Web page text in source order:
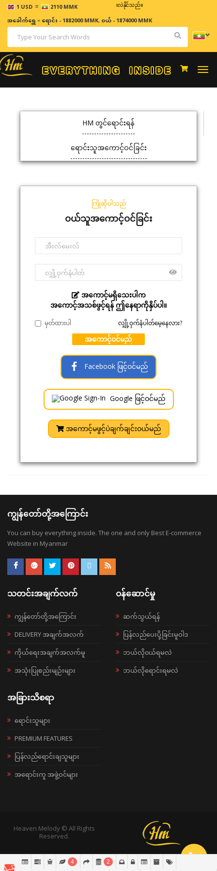
1 USD = 2110 MMK
ဈေးနှုန်းများသည် အချိန်နှင့် အမျှပြောင်းလဲနိုင်သည်။
အခေါက်ရွှေ=ရောင်း - 1882000 MMK, ဝယ် - 1874000 MMK
HM တွင်ရောင်းရန်
ရောင်းသူအကောင့်ဝင်ခြင်း
ကြိုဆိုပါသည်
ဝယ်သူအကောင့်ဝင်ခြင်း
အကောင့်မရှိသေးပါက
အကောင့်အသစ်ဖွင့်ရန် ဤနေရာကိုနှိပ်ပါ။
မှတ်ထားပါ လျှို့ဝှက်နံပါတ်မေ့နေလား?
အကောင့်ဝင်မည်
Facebook ဖြင့်ဝင်မည်
Google ဖြင့်ဝင်မည်
အကောင့်မဖွင့်ပဲချက်ချင်းဝယ်မည်
ကျွန်တော်တို့အကြောင်း
You can buy everything inside. The one and only Best E-commerce
Website in Myanmar
သတင်းအချက်လက်
ကျွန်တော်တို့အကြောင်း
DELIVERY အချက်အလက်
ကိုယ်ရေးအချက်အလက်မူ
အသုံးပြုစည်းမျဉ်းများ
ဝန်ဆောင်မှု
ဆက်သွယ်ရန်
ပြန်လည်ပေးပို့ခြင်းမူဝါဒ
ဘယ်လို၀ယ်ရမလဲ
ဘယ်လိုရောင်းရမလဲ
အခြားသိစရာ
ရောင်းသူများ
PREMIUM FEATURES
ပြန်လည်ရောင်းချသူများ
အရောင်းကူ အဖွဲ့ဝင်များ
Heaven Melody © All Rights
Reserved.
4 2